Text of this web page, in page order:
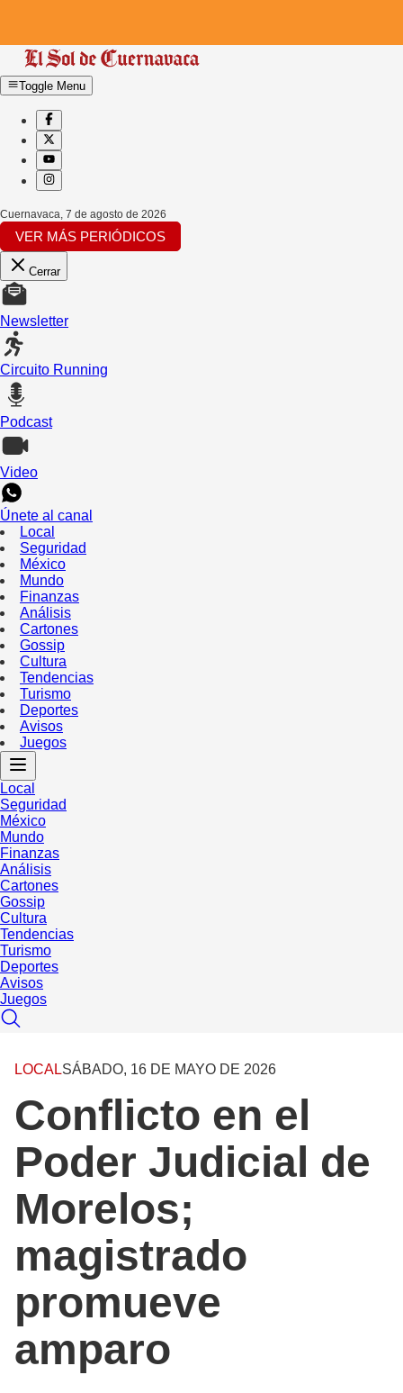
Toggle Menu
Cuernavaca 7 de agosto de 2026
VER MÁS PERIÓDICOS
Cerrar
Newsletter
Circuito Running
Podcast
Video
Únete al canal
Local
Seguridad
México
Mundo
Finanzas
Análisis
Cartones
Gossip
Cultura
Tendencias
Turismo
Deportes
Avisos
Juegos
Local
Seguridad
México
Mundo
Finanzas
Análisis
Cartones
Gossip
Cultura
Tendencias
Turismo
Deportes
Avisos
Juegos
LOCALSÁBADO, 16 DE MAYO DE 2026
Conflicto en el
Poder Judicial de
Morelos;
magistrado
promueve
amparo